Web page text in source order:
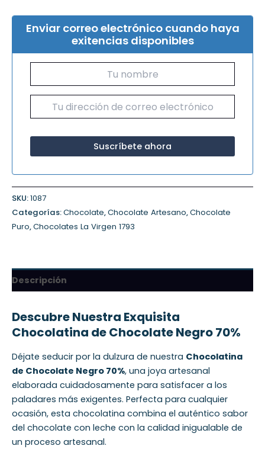
Enviar correo electrónico cuando haya
exitencias disponibles
SKU:1087
Categorías:Chocolate,Chocolate Artesano,Chocolate
Puro,Chocolates La Virgen 1793
Descripción
Descubre Nuestra Exquisita
Chocolatina de Chocolate Negro 70%
Déjate seducir por la dulzura de nuestra Chocolatina
de Chocolate Negro 70%, una joya artesanal
elaborada cuidadosamente para satisfacer a los
paladares más exigentes. Perfecta para cualquier
ocasión, esta chocolatina combina el auténtico sabor
del chocolate con leche con la calidad inigualable de
un proceso artesanal.